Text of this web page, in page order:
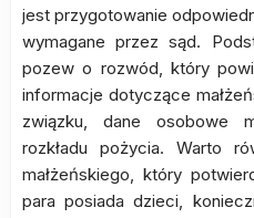
jest przygotowanie
wymagane przez sąd.
pozew o rozwód, który
informacje dotyczące
związku, dane osobowe
rozkładu pożycia. Warto
małżeńskiego, który
para posiada dzieci,